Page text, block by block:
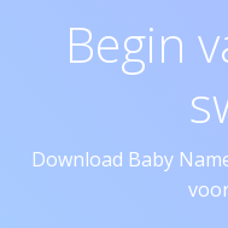
Begin
Download Baby